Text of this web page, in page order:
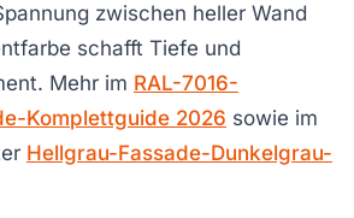
zwischen heller Wand
schafft Tiefe und
Mehr im RAL-7016-
Komplettguide 2026 sowie im
Hellgrau-Fassade-Dunkelgrau-